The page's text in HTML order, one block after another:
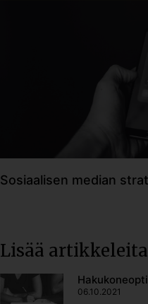
Sosiaalisen median
Lisää artikkeleita
06.10.2021